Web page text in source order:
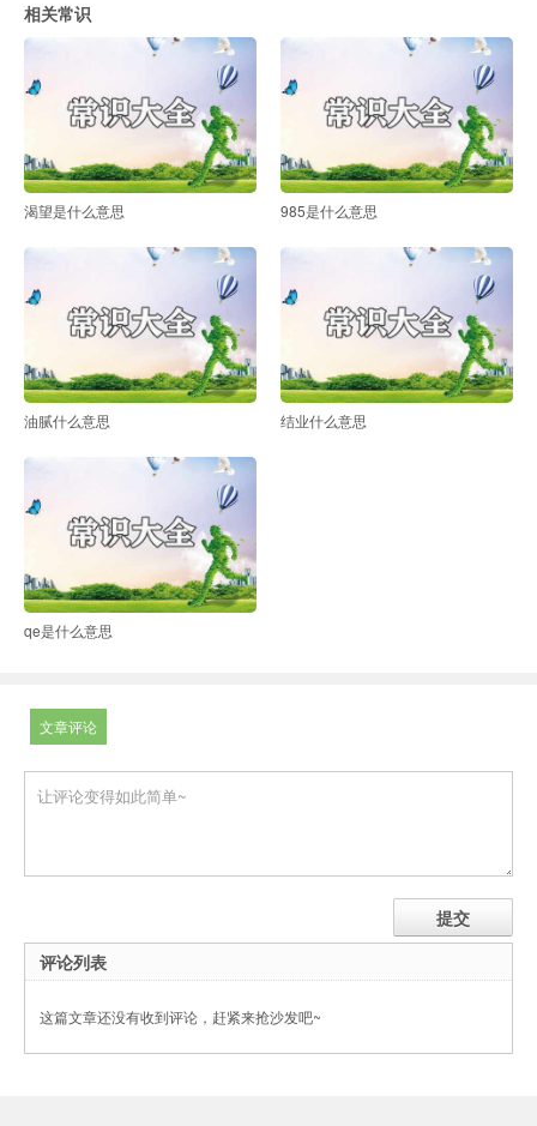
相关常识
渴望是什么意思 985是什么意思
油腻什么意思 结业什么意思
qe是什么意思
文章评论
评论列表
这篇文章还没有收到评论，赶紧来抢沙发吧~